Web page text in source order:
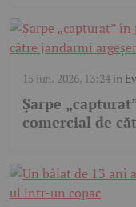
15 iun. 2026, 13:24în
Șarpe
comercial de